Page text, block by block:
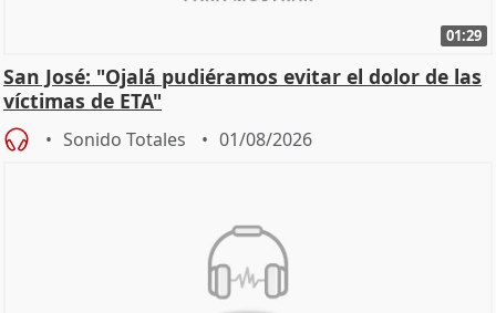
01:29
San José: "Ojalá pudiéramos evitar el dolor de las
víctimas de ETA"
Sonido Totales 01/08/2026